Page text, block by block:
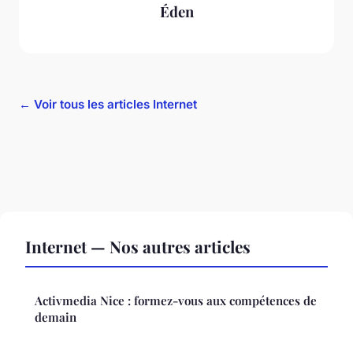
Éden
← Voir tous les articles Internet
Internet — Nos autres articles
Activmedia Nice : formez-vous aux compétences de
demain